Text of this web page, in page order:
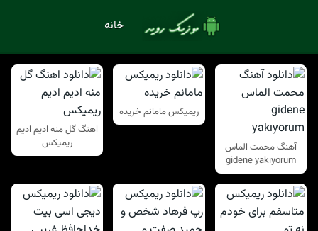
خانه
آهنگ محمت الماس
gidene yakıyorum
ریمیکس مامانم خریده
اهنگ گل منه ادیم ادیم
ریمیکس